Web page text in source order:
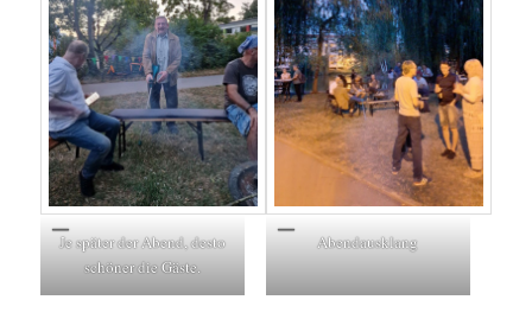
Je später der Abend, desto
schöner die Gäste.
Abendausklang